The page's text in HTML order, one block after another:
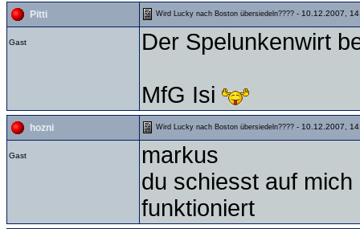
Pitti Wird Lucky nach Boston übersiedeln???? - 10.12.2007,
Gast Der Spelunkenwirt
MfG Isi
hozni Wird Lucky nach Boston übersiedeln???? - 10.12.2007,
Gast
markus
du schiesst auf
funktioniert